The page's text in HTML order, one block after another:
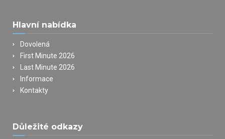
Hlavní nabídka
Dovolená
First Minute 2026
Last Minute 2026
Informace
Kontakty
Důležité odkazy